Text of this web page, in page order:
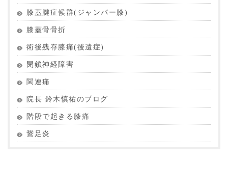
膝蓋腱症候群(ジャンパー膝)
膝蓋骨骨折
術後残存膝痛(後遺症)
閉鎖神経障害
関連痛
院長 鈴木慎祐のブログ
階段で起きる膝痛
鵞足炎